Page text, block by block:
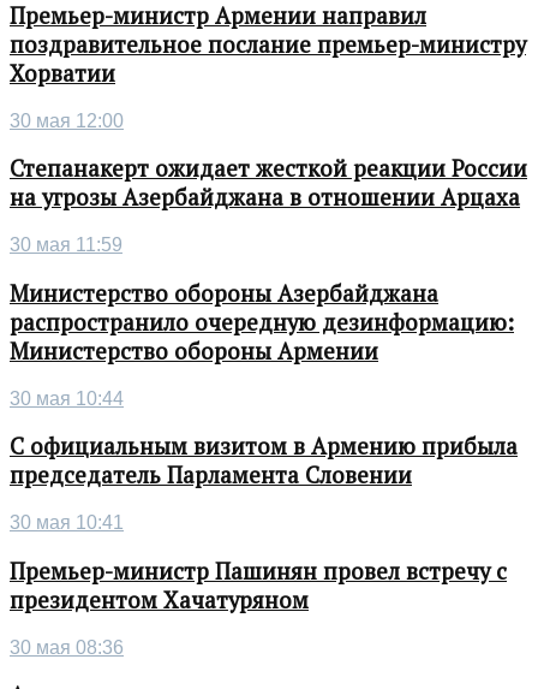
Премьер-министр Армении направил
поздравительное послание премьер-министру
Хорватии
30 мая 12:00
Степанакерт ожидает жесткой реакции России
на угрозы Азербайджана в отношении Арцаха
30 мая 11:59
Министерство обороны Азербайджана
распространило очередную дезинформацию:
Министерство обороны Армении
30 мая 10:44
С официальным визитом в Армению прибыла
председатель Парламента Словении
30 мая 10:41
Премьер-министр Пашинян провел встречу с
президентом Хачатуряном
30 мая 08:36